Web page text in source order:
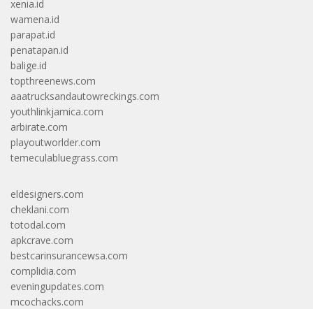
xenia.id
wamena.id
parapat.id
penatapan.id
balige.id
topthreenews.com
aaatrucksandautowreckings.com
youthlinkjamica.com
arbirate.com
playoutworlder.com
temeculabluegrass.com
eldesigners.com
cheklani.com
totodal.com
apkcrave.com
bestcarinsurancewsa.com
complidia.com
eveningupdates.com
mcochacks.com